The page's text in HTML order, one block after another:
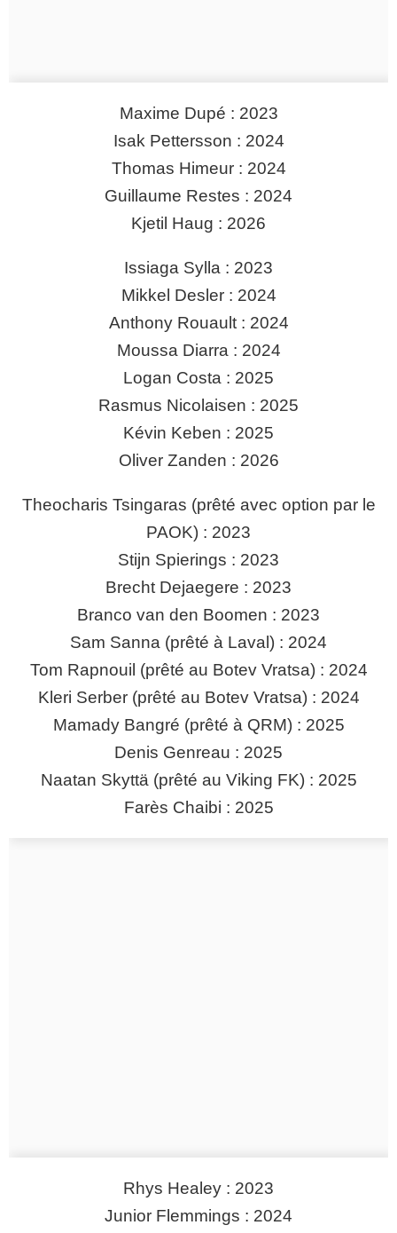
Maxime Dupé : 2023
Isak Pettersson : 2024
Thomas Himeur : 2024
Guillaume Restes : 2024
Kjetil Haug : 2026
Issiaga Sylla : 2023
Mikkel Desler : 2024
Anthony Rouault : 2024
Moussa Diarra : 2024
Logan Costa : 2025
Rasmus Nicolaisen : 2025
Kévin Keben : 2025
Oliver Zanden : 2026
Theocharis Tsingaras (prêté avec option par le
PAOK) : 2023
Stijn Spierings : 2023
Brecht Dejaegere : 2023
Branco van den Boomen : 2023
Sam Sanna (prêté à Laval) : 2024
Tom Rapnouil (prêté au Botev Vratsa) : 2024
Kleri Serber (prêté au Botev Vratsa) : 2024
Mamady Bangré (prêté à QRM) : 2025
Denis Genreau : 2025
Naatan Skyttä (prêté au Viking FK) : 2025
Farès Chaibi : 2025
Rhys Healey : 2023
Junior Flemmings : 2024